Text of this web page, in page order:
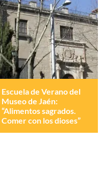
Escuela de Verano del
Museo de Jaén:
“Alimentos sagrados.
Comer con los dioses”